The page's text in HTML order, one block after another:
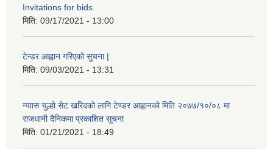
Invitations for bids.
मिति: 09/17/2021 - 13:00
टेन्डर आह्वान गरिएको सुचना |
मिति: 09/03/2021 - 13:31
ग्याास चुल्हो सेट खरिदको लागि टेण्डर आह्वानको मिति २०७७/१०/०८ मा
राजधानी दैनिकमा प्रकाशित सूचना
मिति: 01/21/2021 - 18:49